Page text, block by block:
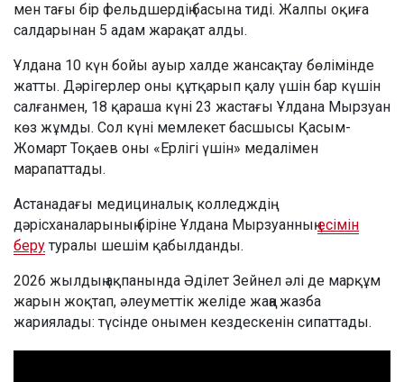
мен тағы бір фельдшердің басына тиді. Жалпы оқиға
салдарынан 5 адам жарақат алды.
Ұлдана 10 күн бойы ауыр халде жансақтау бөлімінде
жатты. Дәрігерлер оны құтқарып қалу үшін бар күшін
салғанмен, 18 қараша күні 23 жастағы Ұлдана Мырзуан
көз жұмды. Сол күні мемлекет басшысы Қасым-
Жомарт Тоқаев оны «Ерлігі үшін» медалімен
марапаттады.
Астанадағы медициналық колледждің
дәрісханаларының біріне Ұлдана Мырзуанныңесімін
беру туралы шешім қабылданды.
2026 жылдың ақпанында Әділет Зейнел әлі де марқұм
жарын жоқтап, әлеуметтік желіде жаңа жазба
жариялады: түсінде онымен кездескенін сипаттады.